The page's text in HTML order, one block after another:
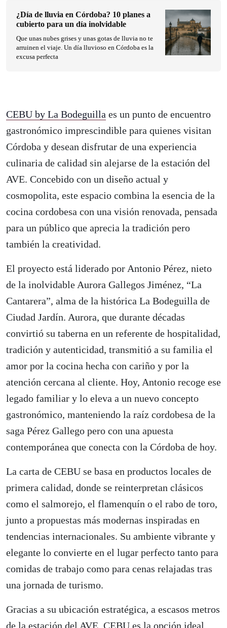
CEBU by La Bodeguilla es un punto de encuentro
gastronómico imprescindible para quienes visitan
Córdoba y desean disfrutar de una experiencia
culinaria de calidad sin alejarse de la estación del
AVE. Concebido con un diseño actual y
cosmopolita, este espacio combina la esencia de la
cocina cordobesa con una visión renovada, pensada
para un público que aprecia la tradición pero
también la creatividad.
El proyecto está liderado por Antonio Pérez, nieto
de la inolvidable Aurora Gallegos Jiménez, “La
Cantarera”, alma de la histórica La Bodeguilla de
Ciudad Jardín. Aurora, que durante décadas
convirtió su taberna en un referente de hospitalidad,
tradición y autenticidad, transmitió a su familia el
amor por la cocina hecha con cariño y por la
atención cercana al cliente. Hoy, Antonio recoge ese
legado familiar y lo eleva a un nuevo concepto
gastronómico, manteniendo la raíz cordobesa de la
saga Pérez Gallego pero con una apuesta
contemporánea que conecta con la Córdoba de hoy.
La carta de CEBU se basa en productos locales de
primera calidad, donde se reinterpretan clásicos
como el salmorejo, el flamenquín o el rabo de toro,
junto a propuestas más modernas inspiradas en
tendencias internacionales. Su ambiente vibrante y
elegante lo convierte en el lugar perfecto tanto para
comidas de trabajo como para cenas relajadas tras
una jornada de turismo.
Gracias a su ubicación estratégica, a escasos metros
de la estación del AVE, CEBU es la opción ideal
¿Día de lluvia en Córdoba? 10 planes a
cubierto para un día inolvidable
Que unas nubes grises y unas gotas de lluvia no te
arruinen el viaje. Un día lluvioso en Córdoba es la
excusa perfecta